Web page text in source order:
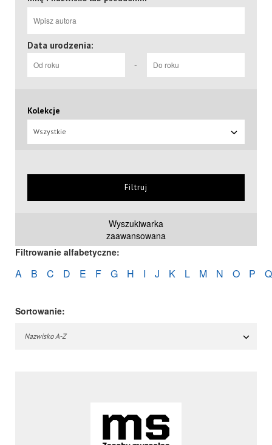
Data urodzenia:
-
Kolekcje
Wszystkie
Filtruj
Wyszukiwarka
zaawansowana
Filtrowanie alfabetyczne:
A B C D E F G H I J K L M N O P Q
Sortowanie:
Nazwisko A-Z